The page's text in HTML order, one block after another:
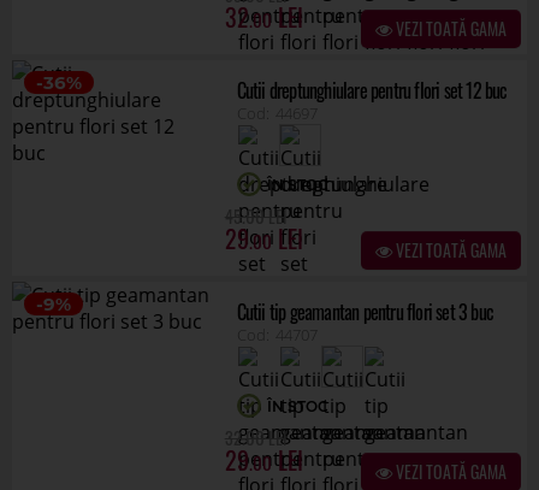
44707
ÎN STOC
32.00
29.00
44700
ÎN STOC
19.00
15.00 VEZI TOATĂ GAMA